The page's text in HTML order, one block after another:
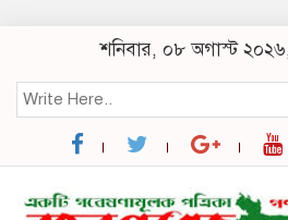
শনিবার, ০৮ অগাস্ট ২০২৬,